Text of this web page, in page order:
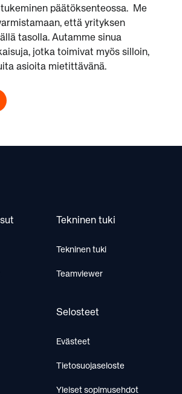
päätöksenteossa. Me
että yrityksen
tasolla. Autamme sinua
jotka toimivat myös silloin,
asioita mietittävänä.
Tekninen tuki
Tekninen tuki
Teamviewer
Selosteet
Evästeet
Tietosuojaseloste
Yleiset sopimusehdot